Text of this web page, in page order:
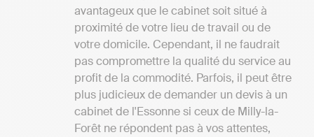
avantageux que le cabinet soit situé à
proximité de votre lieu de travail ou de
votre domicile. Cependant, il ne faudrait
pas compromettre la qualité du service au
profit de la commodité. Parfois, il peut être
plus judicieux de demander un devis à un
cabinet de l'Essonne si ceux de Milly-la-
Forêt ne répondent pas à vos attentes,